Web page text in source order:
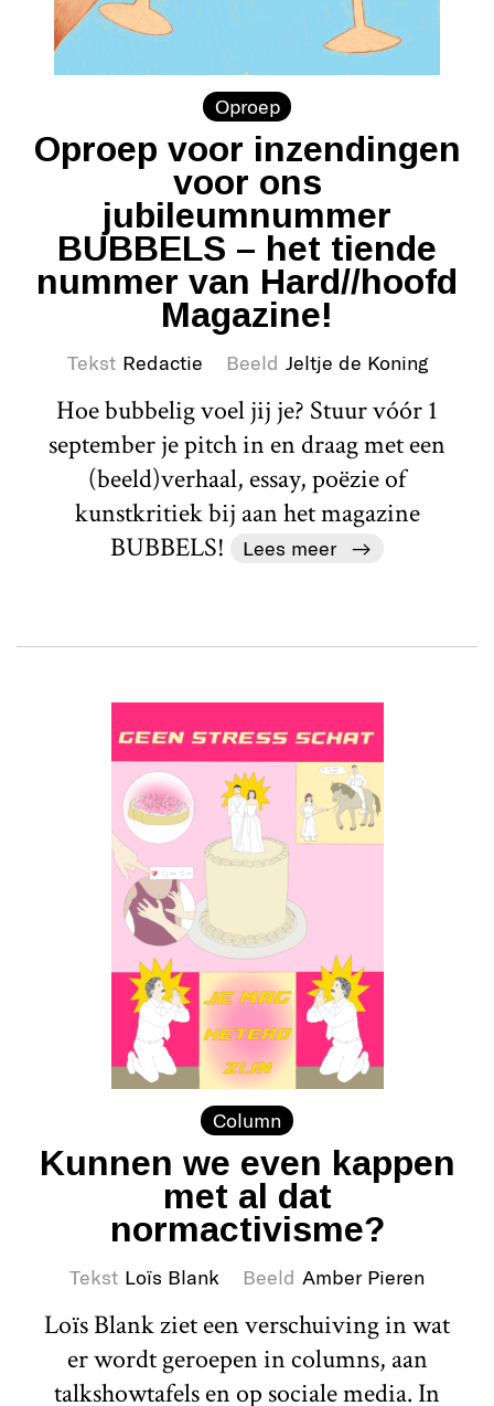
Oproep
Oproep voor inzendingen
voor ons
jubileumnummer
BUBBELS – het tiende
nummer van Hard//hoofd
Magazine!
Tekst Redactie Beeld Jeltje de Koning
Hoe bubbelig voel jij je? Stuur vóór 1
september je pitch in en draag met een
(beeld)verhaal, essay, poëzie of
kunstkritiek bij aan het magazine
BUBBELS!
Lees meer
Column
Kunnen we even kappen
met al dat
normactivisme?
Tekst Loïs Blank Beeld Amber Pieren
Loïs Blank ziet een verschuiving in wat
er wordt geroepen in columns, aan
talkshowtafels en op sociale media. In